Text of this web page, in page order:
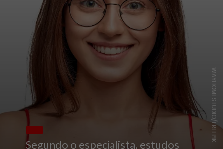
WAYHOMESTUDIO/FREEPIK
Segundo o especialista, estudos